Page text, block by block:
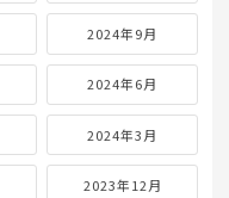
2024年9月
2024年6月
2024年3月
2023年12月